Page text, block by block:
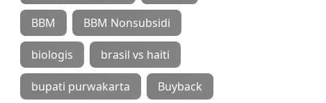
BBM BBM Nonsubsidi
biologis brasil vs haiti
bupati purwakarta Buyback